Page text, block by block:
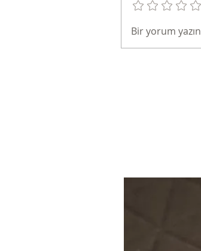
Bir yorum yazın